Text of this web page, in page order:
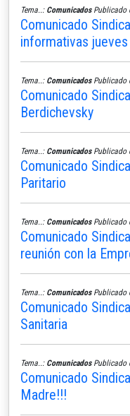
Tema..: ComunicadosPublicado
Comunicado
informativas
Tema..: ComunicadosPublicado
Comunicado
Berdichevsky
Tema..: ComunicadosPublicado
Comunicado
Paritario
Tema..: ComunicadosPublicado
Comunicado
reunión con la
Tema..: ComunicadosPublicado
Comunicado
Sanitaria
Tema..: ComunicadosPublicado
Comunicado
Madre!!!